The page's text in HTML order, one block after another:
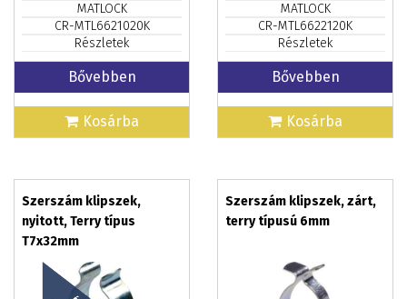
MATLOCK
CR-MTL6621020K
Részletek
Bővebben
Kosárba
MATLOCK
CR-MTL6622120K
Részletek
Bővebben
Kosárba
Szerszám klipszek,
nyitott, Terry típus
T7x32mm
Szerszám klipszek, zárt,
terry típusú 6mm